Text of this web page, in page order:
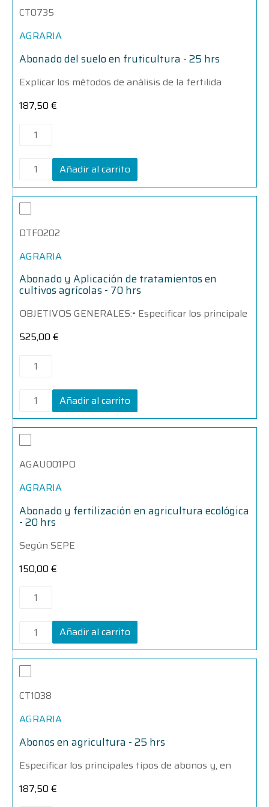
CT0735
AGRARIA
Abonado del suelo en fruticultura - 25 hrs
Explicar los métodos de análisis de la fertilida
187,50 €
en
-
hrs
cantidad
en
-
hrs
cantidad
Añadir al carrito
DTF0202
AGRARIA
Abonado y Aplicación de tratamientos en
cultivos agrícolas - 70 hrs
OBJETIVOS GENERALES:• Especificar los principale
525,00 €
Abonado
y
de
en
agrícolas
-
70
hrs
cantidad
Abonado
y
de
en
agrícolas
-
70
hrs
cantidad
Añadir al carrito
AGAU001PO
AGRARIA
Abonado y fertilización en agricultura ecológica
- 20 hrs
Según SEPE
150,00 €
Abonado
y
en
ecológica
20
hrs
cantidad
Abonado
y
en
ecológica
20
hrs
cantidad
Añadir al carrito
CT1038
AGRARIA
Abonos en agricultura - 25 hrs
Especificar los principales tipos de abonos y, en
187,50 €
Abonos
en
-
hrs
Abonos
en
-
hrs